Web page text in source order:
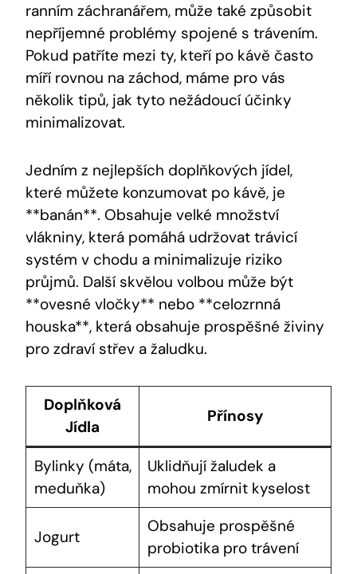
ranním záchranářem, může také způsobit
nepříjemné problémy spojené s trávením.
Pokud patříte mezi ty, kteří po kávě často
míří rovnou na záchod, máme pro vás
několik tipů, jak tyto nežádoucí účinky
minimalizovat.
Jedním z nejlepších doplňkových jídel,
které můžete konzumovat po kávě, je
**banán**. Obsahuje velké množství
vlákniny, která pomáhá udržovat trávicí
systém v chodu a minimalizuje riziko
průjmů. Další skvělou volbou může být
**ovesné vločky** nebo **celozrnná
houska**, která obsahuje prospěšné živiny
pro zdraví střev a žaludku.
Doplňková
Jídla
Přínosy
Bylinky (máta,
meduňka)
Uklidňují žaludek a
mohou zmírnit kyselost
Jogurt
Obsahuje prospěšné
probiotika pro trávení